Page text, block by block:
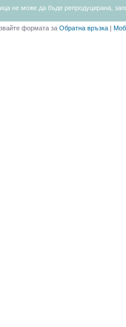
не може да бъде репродуцирана,
формата за Обратна връзка |